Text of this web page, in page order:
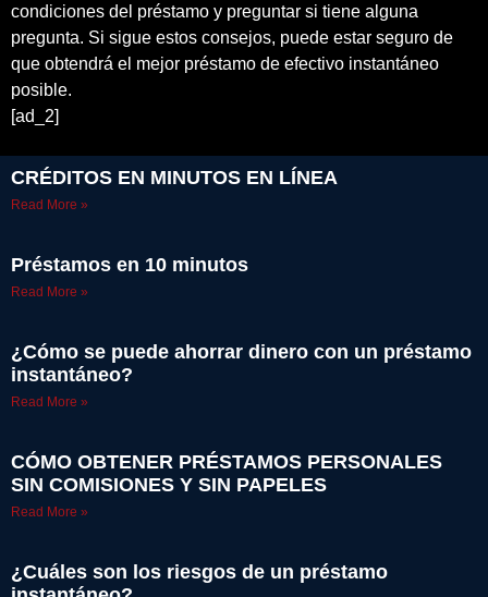
condiciones del préstamo y preguntar si tiene alguna
pregunta. Si sigue estos consejos, puede estar seguro de
que obtendrá el mejor préstamo de efectivo instantáneo
posible.
[ad_2]
CRÉDITOS EN MINUTOS EN LÍNEA
Read More »
Préstamos en 10 minutos
Read More »
¿Cómo se puede ahorrar dinero con un préstamo
instantáneo?
Read More »
CÓMO OBTENER PRÉSTAMOS PERSONALES
SIN COMISIONES Y SIN PAPELES
Read More »
¿Cuáles son los riesgos de un préstamo